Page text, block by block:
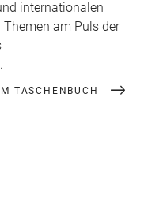
internationalen
am Puls der
TASCHENBUCH